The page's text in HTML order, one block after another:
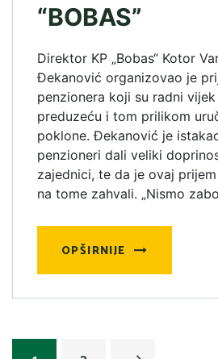
“BOBAS”
Direktor KP „Bobas“ Kotor
Đekanović organizovao je
penzionera koji su radni
preduzeću i tom prilikom
poklone. Đekanović je
penzioneri dali veliki
zajednici, te da je ovaj
na tome zahvali. „Nismo
OPŠIRNIJE